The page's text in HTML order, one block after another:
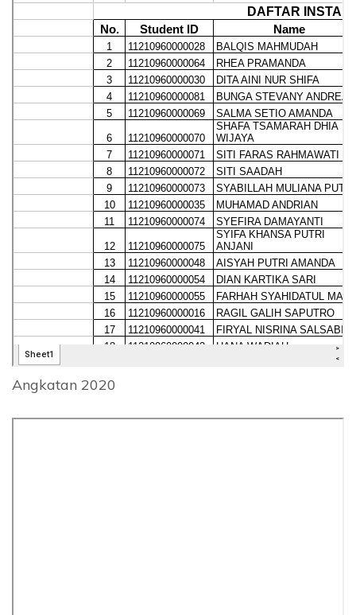
Angkatan 2020